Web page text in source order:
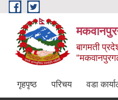
Skip to main content
बागमती
गृहपृष्ठ परिचय वडा